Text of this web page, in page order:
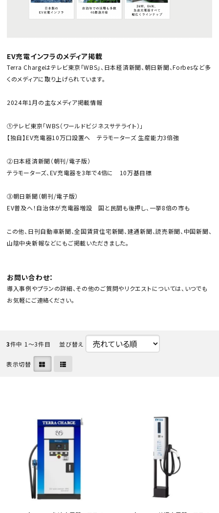
EV充電インフラのメディア掲載
Terra Chargeはテレビ東京「WBS」、日本経済新聞、朝日新聞、Forbesなど多
くのメディアに取り上げられています。
2024年1月の主なメディア掲載情報
①テレビ東京「WBS（ワールドビジネスサテライト）」
【独自】EV充電器10万口設置へ テラモーターズ 生産能力3倍強
②日本経済新聞（朝刊/電子版）
テラモーターズ、EV充電器を3年で4倍に 10万基目標
③朝日新聞（朝刊/電子版）
EV普及へ！自治体が充電器増設 国と民間も後押し、一挙8倍の市も
この他、日刊自動車新聞、全国賃貸住宅新聞、建通新聞、読売新聞、中国新聞、
山陰中央新報などにもご掲載いただきました。
お問い合わせ：
導入事例やプランの詳細、その他のご質問やリクエストについては、いつでも
お気軽にご連絡ください。
3件中 1〜3件目 並び替え
表示切替